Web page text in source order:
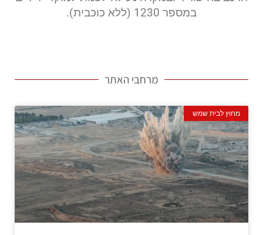
במספר 1230 (ללא כוכבית).
מרחבי האתר
מחוץ לבית שמש